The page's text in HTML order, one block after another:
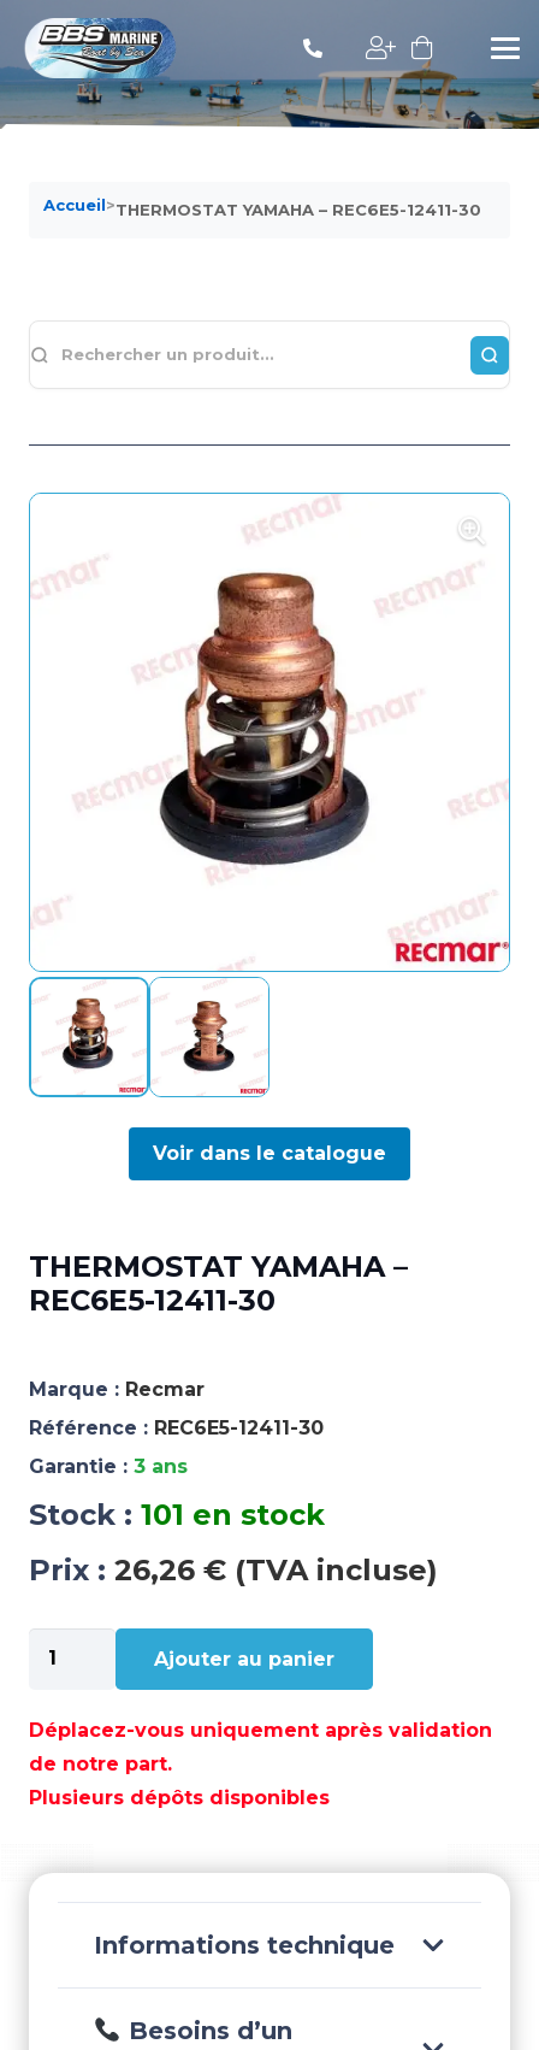
Accueil>THERMOSTAT YAMAHA – REC6E5-12411-30
Voir dans le catalogue
THERMOSTAT YAMAHA –
REC6E5-12411-30
Marque : Recmar
Référence : REC6E5-12411-30
Garantie : 3 ans
Stock : 101 en stock
Prix : 26,26 € (TVA incluse)
quantité
de
YAMAHA
-
REC6E5-
Ajouter au panier
Déplacez-vous uniquement après validation
de notre part.
Plusieurs dépôts disponibles
Informations technique
Besoins d’un